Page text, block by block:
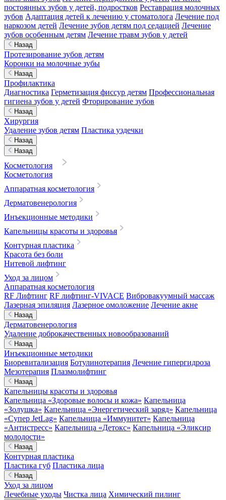
постоянных зубов у детей, подростков Реставрация молочных
зубов Адаптация детей к лечению у стоматолога Лечение под
наркозом детей Лечение зубов детям под седацией Лечение
зубов особенным детям Лечение травм зубов у детей
Назад
Протезирование зубов детям
Коронки на молочные зубы
Назад
Профилактика
Диагностика Герметизация фиссур детям Профессиональная
гигиена зубов у детей Фторирование зубов
Назад
Хирургия
Удаление зубов детям Пластика уздечки
Назад
Назад
Косметология
Косметология
Аппаратная косметология
Дерматовенерология
Инъекционные методики
Капельницы красоты и здоровья
Контурная пластика
Красота без боли
Нитевой лифтинг
Уход за лицом
Аппаратная косметология
RF Лифтинг RF лифтинг-VIVACE Вибровакуумный массаж
Лазерная эпиляция Лазерное омоложение Лечение акне
Назад
Дерматовенерология
Удаление доброкачественных новообразований
Назад
Инъекционные методики
Биоревитализация Ботулинотерапия Лечение гипергидроза
Мезотерапия Плазмолифтинг
Назад
Капельницы красоты и здоровья
Капельница «Здоровые волосы и кожа» Капельница
«Золушка» Капельница «Энергетический заряд» Капельница
«Супер JetLag» Капельница «Иммунитет» Капельница
«Антистресс» Капельница «Детокс» Капельница «Эликсир
молодости»
Назад
Контурная пластика
Пластика губ Пластика лица
Назад
Уход за лицом
Лечебные уходы Чистка лица Химический пилинг